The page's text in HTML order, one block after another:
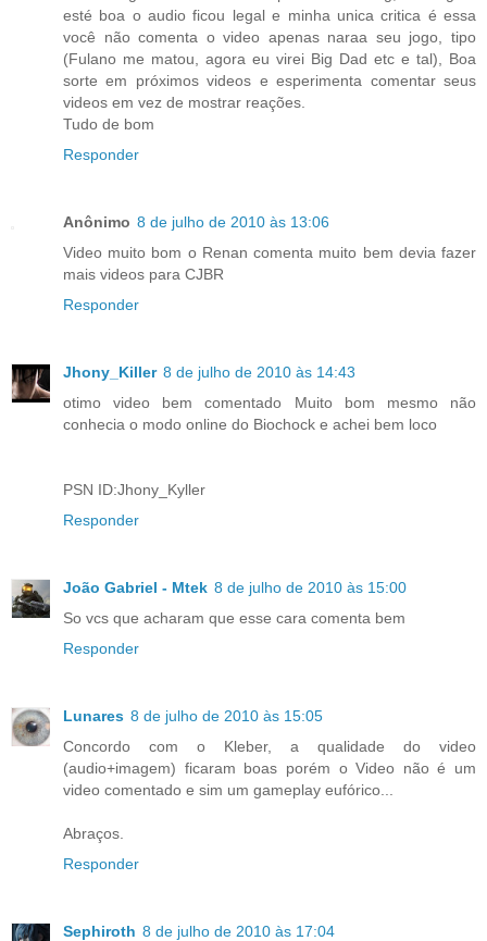
esté boa o audio ficou legal e minha unica critica é essa
você não comenta o video apenas naraa seu jogo, tipo
(Fulano me matou, agora eu virei Big Dad etc e tal), Boa
sorte em próximos videos e esperimenta comentar seus
videos em vez de mostrar reações.
Tudo de bom
Responder
Anônimo 8 de julho de 2010 às 13:06
Video muito bom o Renan comenta muito bem devia fazer
mais videos para CJBR
Responder
Jhony_Killer 8 de julho de 2010 às 14:43
otimo video bem comentado Muito bom mesmo não
conhecia o modo online do Biochock e achei bem loco
PSN ID:Jhony_Kyller
Responder
João Gabriel - Mtek 8 de julho de 2010 às 15:00
So vcs que acharam que esse cara comenta bem
Responder
Lunares 8 de julho de 2010 às 15:05
Concordo com o Kleber, a qualidade do video
(audio+imagem) ficaram boas porém o Video não é um
video comentado e sim um gameplay eufórico...
Abraços.
Responder
Sephiroth 8 de julho de 2010 às 17:04